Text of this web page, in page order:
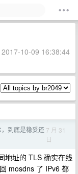
10-09 16:38:44
到底是稳妥还 7 月 31
日
地址的 TLS 确实在线
mosdns 了 IPv6 都